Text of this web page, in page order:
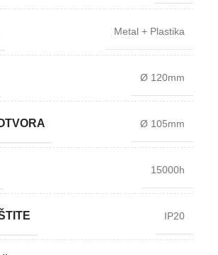
Metal + Plastika
Ø 120mm
Ø 105mm
15000h
IP20